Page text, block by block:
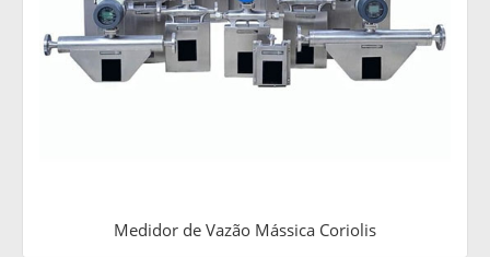
Medidor de Vazão Mássica Coriolis